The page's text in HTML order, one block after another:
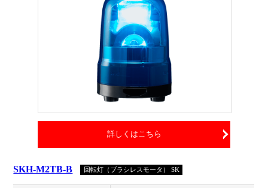
詳しくはこちら
SKH-M2TB-B 回転灯（ブラシレスモータ） SK